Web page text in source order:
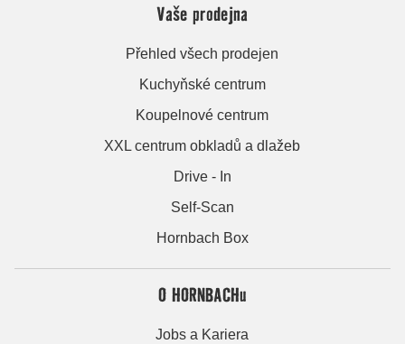
Vaše prodejna
Přehled všech prodejen
Kuchyňské centrum
Koupelnové centrum
XXL centrum obkladů a dlažeb
Drive - In
Self-Scan
Hornbach Box
O HORNBACHu
Jobs a Kariera